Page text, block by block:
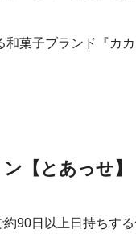
菓子ブランド『カ
【とあっせ】
90日以上日持ちす